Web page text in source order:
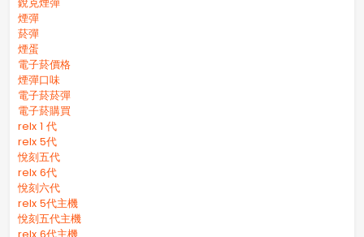
煙彈
菸彈
煙蛋
電子菸價格
煙彈口味
電子菸菸彈
電子菸購買
relx 1 代
relx 5代
悅刻五代
relx 6代
悅刻六代
relx 5代主機
悅刻五代主機
relx 6代主機